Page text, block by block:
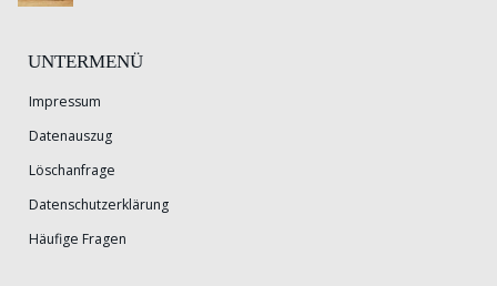
UNTERMENÜ
Impressum
Datenauszug
Löschanfrage
Datenschutzerklärung
Häufige Fragen